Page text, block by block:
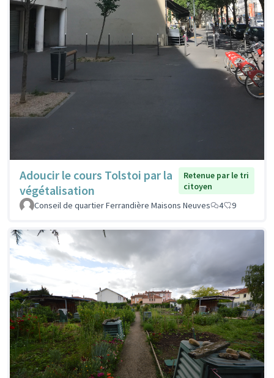
Adoucir le cours Tolstoi par la
végétalisation
Retenue par le tri
citoyen
Conseil de quartier Ferrandière Maisons Neuves
4 9